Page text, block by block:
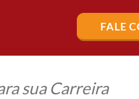
FALE
sua Carreira